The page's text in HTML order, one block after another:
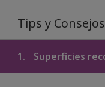
Tips y Consejos
1. Superficies